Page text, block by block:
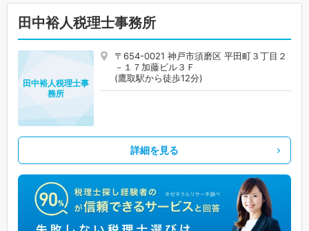
田中裕人税理士事務所
〒654-0021 神戸市須磨区 平田町３丁目２
－１７加藤ビル３Ｆ
(鷹取駅から徒歩12分)
田中裕人税理士事
務所
詳細を見る